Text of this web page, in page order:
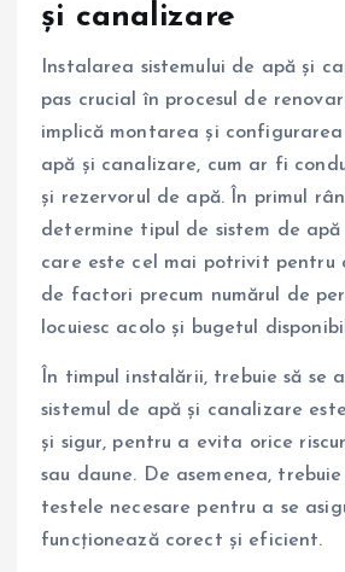
și canalizare
Instalarea sistemului de apă și
pas crucial în procesul de
implică montarea și configurarea
apă și canalizare, cum ar fi
și rezervorul de apă. În primul
determine tipul de sistem de
care este cel mai potrivit pentru
de factori precum numărul de
locuiesc acolo și bugetul
În timpul instalării, trebuie să se
sistemul de apă și canalizare
și sigur, pentru a evita orice
sau daune. De asemenea,
testele necesare pentru a se
funcționează corect și eficient.